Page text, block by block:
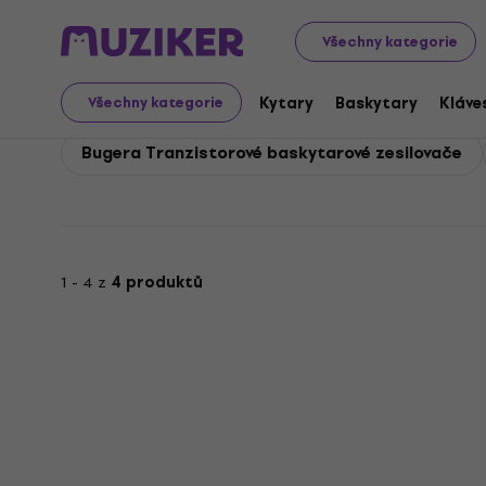
Všechny kategorie
Všechny kategorie Kytary Baskytary
Bugera Baskytary Bugera Baskytarové zesilovače
Bugera Baskytarové
Bugera Tranzistorové baskytarové zesilovače
1 - 4 z 4 produktů